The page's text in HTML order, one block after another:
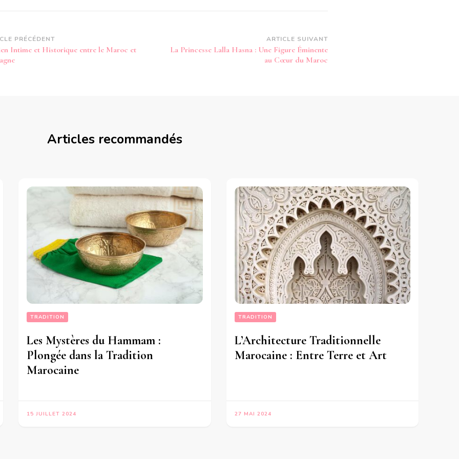
PRÉCÉDENT
Intime et Historique entre le Maroc et
ARTICLE SUIVANT
La Princesse Lalla Hasna : Une Figure Éminente
au Cœur du Maroc
Articles recommandés
TRADITION
Les Mystères du Hammam :
Plongée dans la Tradition
Marocaine
15 JUILLET 2024
TRADITION
L’Architecture Traditionnelle
Marocaine : Entre Terre et Art
27 MAI 2024